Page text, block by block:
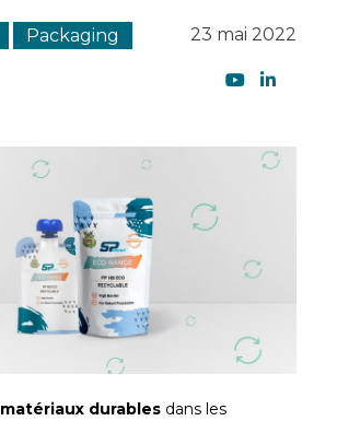
Packaging 23 mai 2022
matériaux durables dans les